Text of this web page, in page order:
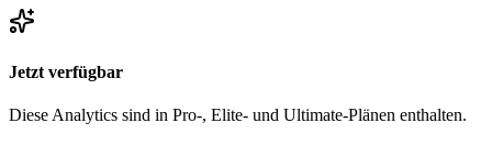
Jetzt verfügbar
Diese Analytics sind in Pro-, Elite- und Ultimate-Plänen enthalten.